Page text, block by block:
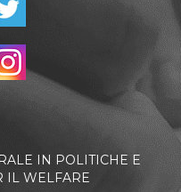
IN POLITICHE E
IL WELFARE